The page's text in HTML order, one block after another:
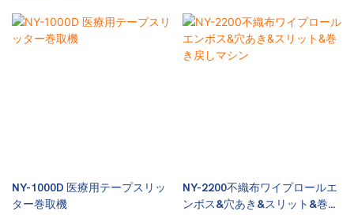
NY-1000D 医療用テープスリッ
ター巻取機
NY-2200不織布ワイプロールエ
ンボス&穴あき&スリット&巻き